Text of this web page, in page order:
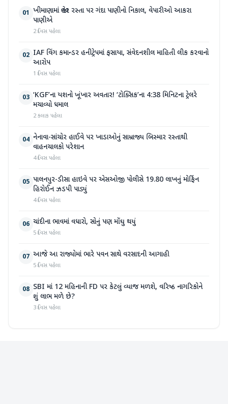
01 ખીમાણામાં જાહેર રસ્તા પર ગંદા પાણીનો નિકાલ, વેપારીઓ આકરા
પાણીએ
2 દિવસ પહેલા
02 IAF વિંગ કમાન્ડર હનીટ્રેપમાં ફસાયા, સંવેદનશીલ માહિતી લીક કરવાનો
આરોપ
1 દિવસ પહેલા
03 ‘KGF’ના યશનો ખૂંખાર અવતાર! ‘ટોક્સિક’ના 4:38 મિનિટના ટ્રેલરે
મચાવ્યો ધમાલ
2 કલાક પહેલા
04 નેનાવા-સાંચોર હાઈવે પર ખાડાઓનું સામ્રાજ્ય બિસ્માર રસ્તાથી
વાહનચાલકો પરેશાન
4 દિવસ પહેલા
05 પાલનપુર-ડીસા હાઇવે પર એસઓજી પોલીસે 19.80 લાખનું મોર્ફિન
હિરોઈન ઝડપી પાડ્યું
4 દિવસ પહેલા
06 ચાંદીના ભાવમાં વધારો, સોનું પણ મોંઘુ થયું
5 દિવસ પહેલા
07 આજે આ રાજ્યોમાં ભારે પવન સાથે વરસાદની આગાહી
5 દિવસ પહેલા
08 SBI માં 12 મહિનાની FD પર કેટલું વ્યાજ મળશે, વરિષ્ઠ નાગરિકોને
શું લાભ મળે છે?
3 દિવસ પહેલા